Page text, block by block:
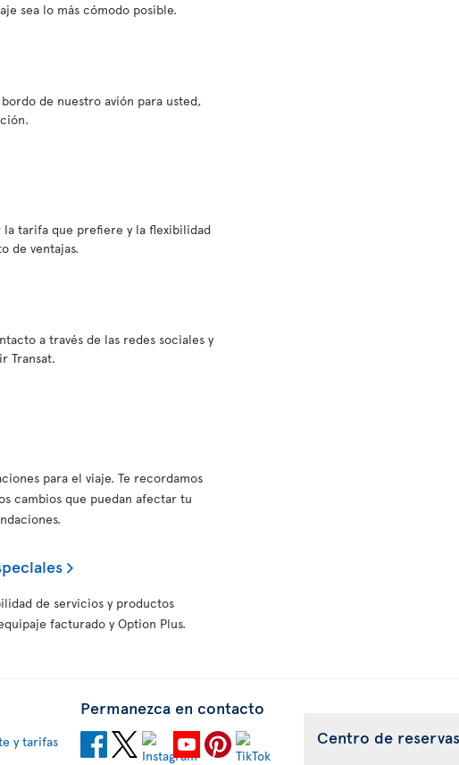
sea lo más cómodo posible.
de nuestro avión para usted,
tarifa que prefiere y la flexibilidad
de ventajas.
a través de las redes sociales y
Transat.
para el viaje. Te recordamos
cambios que puedan afectar tu
de servicios y productos
facturado y Option Plus.
y tarifas
Permanezca en contacto
Centro de reservas